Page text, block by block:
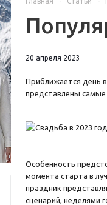
20 апреля 2023
Приближается день
представлены самые
Особенность
момента старта в
праздник
сценарий, неделями